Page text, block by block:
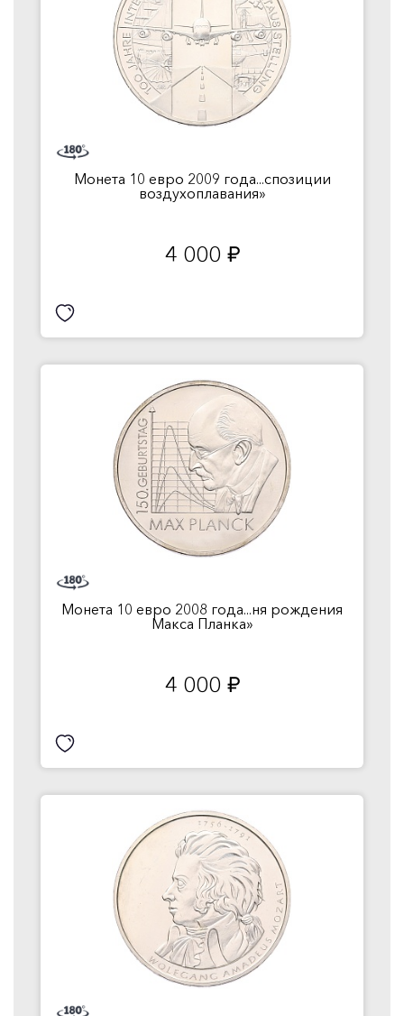
Монета 10 евро 2009 года...спозиции
воздухоплавания»
4 000 руб.
Монета 10 евро 2008 года...ня рождения
Макса Планка»
4 000 руб.